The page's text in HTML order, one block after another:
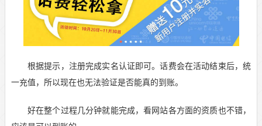
根据提示，注册完成实名认证即可。话费会在活动结束后，统
一充值，所以现在也无法验证是否能真的到账。
好在整个过程几分钟就能完成，看网站各方面的资质也不错，